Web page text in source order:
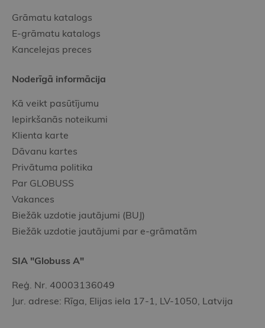
Grāmatu katalogs
E-grāmatu katalogs
Kancelejas preces
Noderīgā informācija
Kā veikt pasūtījumu
Iepirkšanās noteikumi
Klienta karte
Dāvanu kartes
Privātuma politika
Par GLOBUSS
Vakances
Biežāk uzdotie jautājumi (BUJ)
Biežāk uzdotie jautājumi par e-grāmatām
SIA "Globuss A"
Reģ. Nr. 40003136049
Jur. adrese: Rīga, Elijas iela 17-1, LV-1050, Latvija